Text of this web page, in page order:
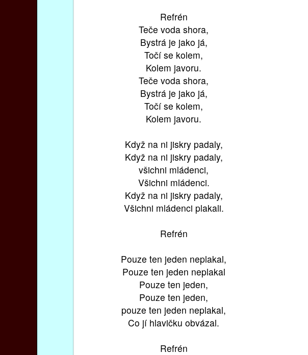
Refrén
Teče voda shora,
Bystrá je jako já,
Točí se kolem,
Kolem javoru.
Teče voda shora,
Bystrá je jako já,
Točí se kolem,
Kolem javoru.
Když na ni jiskry padaly,
Když na ni jiskry padaly,
všichni mládenci,
Všichni mládenci.
Když na ni jiskry padaly,
Všichni mládenci plakali.
Refrén
Pouze ten jeden neplakal,
Pouze ten jeden neplakal
Pouze ten jeden,
Pouze ten jeden,
pouze ten jeden neplakal,
Co jí hlavičku obvázal.
Refrén